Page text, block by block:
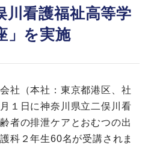
川看護福祉高等学
」を実施
社（本社：東京都港区、社
１日に神奈川県立二俣川看
者の排泄ケアとおむつの出
科２年生60名が受講されま